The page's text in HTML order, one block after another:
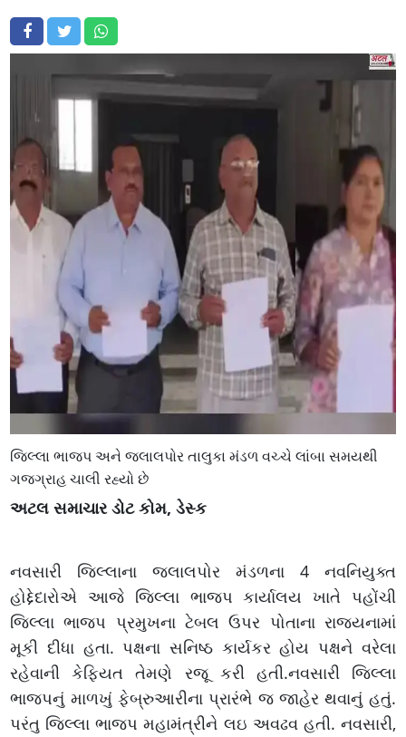
જિલ્લા ભાજપ અને જલાલપોર તાલુકા મંડળ વચ્ચે લાંબા સમયથી
ગજગ્રાહ ચાલી રહ્યો છે
અટલ સમાચાર ડોટ કોમ, ડેસ્ક
નવસારી જિલ્લાના જલાલપોર મંડળના 4 નવનિયુક્ત
હોદ્દેદારોએ આજે જિલ્લા ભાજપ કાર્યાલય ખાતે પહોંચી
જિલ્લા ભાજપ પ્રમુખના ટેબલ ઉપર પોતાના રાજ્યનામાં
મૂકી દીધા હતા. પક્ષના સનિષ્ઠ કાર્યકર હોય પક્ષને વરેલા
રહેવાની કેફિયત તેમણે રજૂ કરી હતી.નવસારી જિલ્લા
ભાજપનું માળખું ફેબ્રુઆરીના પ્રારંભે જ જાહેર થવાનું હતું.
પરંતુ જિલ્લા ભાજપ મહામંત્રીને લઇ અવઢવ હતી. નવસારી,